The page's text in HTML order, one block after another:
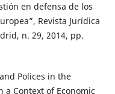
en defensa de los
Revista Jurídica
n. 29, 2014, pp.
Polices in the
a Context of Economic